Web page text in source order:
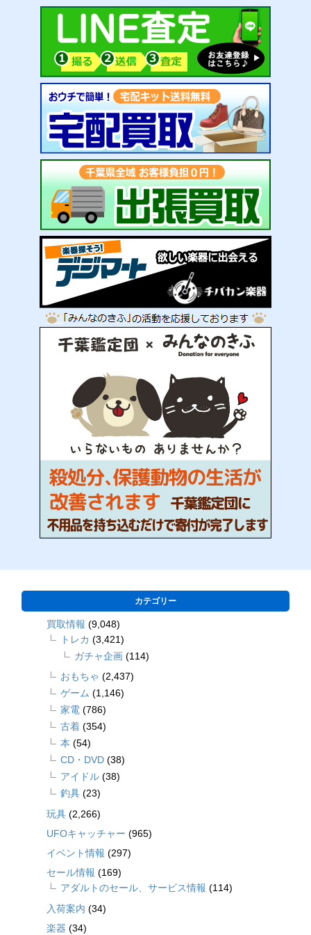
カテゴリー
買取情報 (9,048)
トレカ (3,421)
ガチャ企画 (114)
おもちゃ (2,437)
ゲーム (1,146)
家電 (786)
古着 (354)
本 (54)
CD・DVD (38)
アイドル (38)
釣具 (23)
玩具 (2,266)
UFOキャッチャー (965)
イベント情報 (297)
セール情報 (169)
アダルトのセール、サービス情報 (114)
入荷案内 (34)
楽器 (34)